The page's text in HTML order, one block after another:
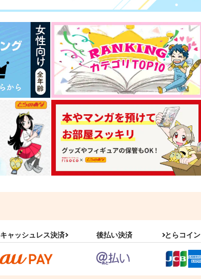
キャッシュレス決済 後払い決済 とらコイン